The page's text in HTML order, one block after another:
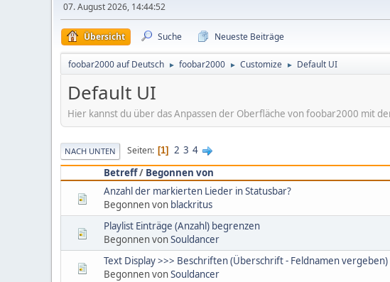
07. August 2026, 14:44:52
Übersicht Suche Neueste Beiträge
foobar2000 auf Deutsch ► foobar2000 ► Customize ► Default UI
Default UI
Hier kannst du über das Anpassen der Oberfläche von foobar2000 mit
NACH UNTEN Seiten 1 2 3 4
Betreff/ Begonnen von
Anzahl der markierten Lieder in Statusbar?
Begonnen von blackritus
Playlist Einträge (Anzahl) begrenzen
Begonnen vonSouldancer
Text Display >>> Beschriften (Überschrift - Feldnamen vergeben)
Begonnen vonSouldancer